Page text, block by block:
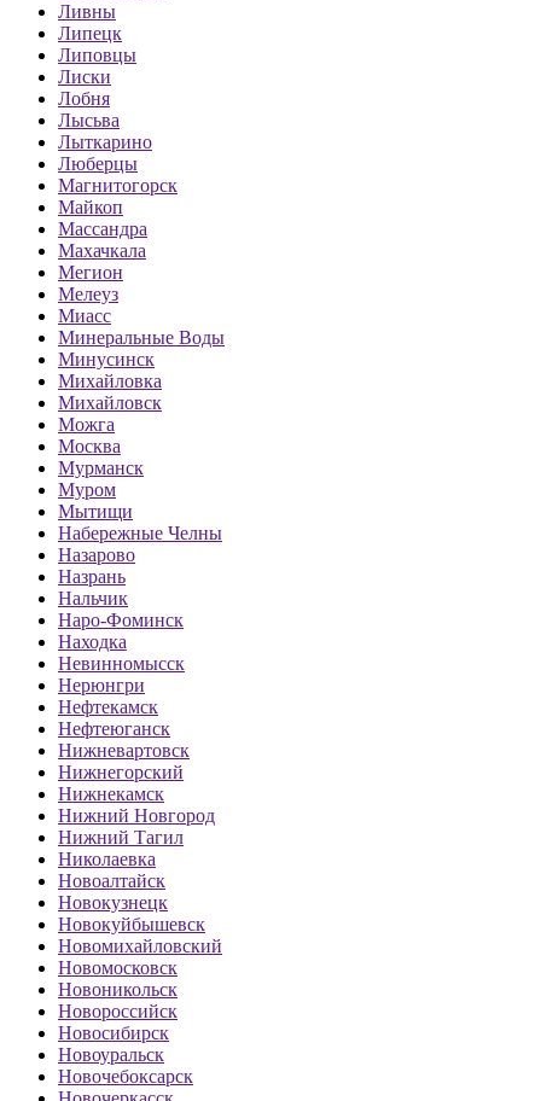
Ливны
Липецк
Липовцы
Лиски
Лобня
Лысьва
Лыткарино
Люберцы
Магнитогорск
Майкоп
Массандра
Махачкала
Мегион
Мелеуз
Миасс
Минеральные Воды
Минусинск
Михайловка
Михайловск
Можга
Москва
Мурманск
Муром
Мытищи
Набережные Челны
Назарово
Назрань
Нальчик
Наро-Фоминск
Находка
Невинномысск
Нерюнгри
Нефтекамск
Нефтеюганск
Нижневартовск
Нижнегорский
Нижнекамск
Нижний Новгород
Нижний Тагил
Николаевка
Новоалтайск
Новокузнецк
Новокуйбышевск
Новомихайловский
Новомосковск
Новоникольск
Новороссийск
Новосибирск
Новоуральск
Новочебоксарск